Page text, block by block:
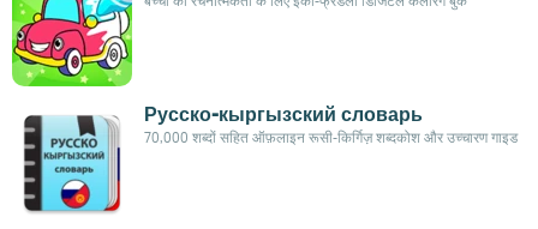
Русско-кыргызский словарь
70,000 शब्दों सहित ऑफ़लाइन रूसी-किर्गिज़ शब्दकोश और उच्चारण गाइड